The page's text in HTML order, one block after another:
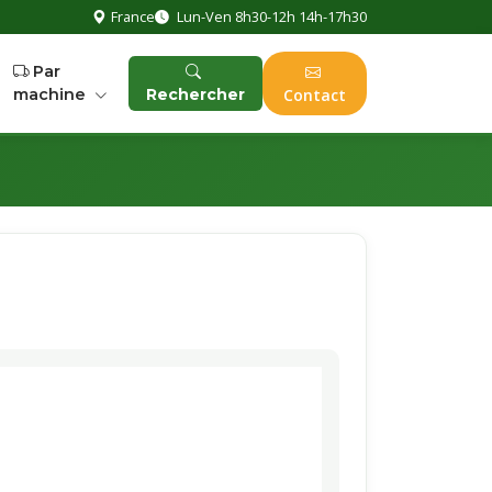
France Lun-Ven 8h30-12h 14h-17h30
Par
machine
Rechercher Contact